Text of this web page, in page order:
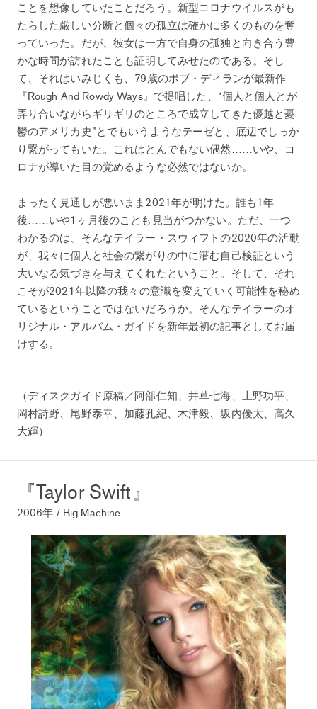
ことを想像していたことだろう。新型コロナウイルスがも
たらした厳しい分断と個々の孤立は確かに多くのものを奪
っていった。だが、彼女は一方で自身の孤独と向き合う豊
かな時間が訪れたことも証明してみせたのである。そし
て、それはいみじくも、79歳のボブ・ディランが最新作
『Rough And Rowdy Ways』で提唱した、“個人と個人とが
弄り合いながらギリギリのところで成立してきた優越と憂
鬱のアメリカ史”とでもいうようなテーゼと、底辺でしっか
り繋がってもいた。これはとんでもない偶然……いや、コ
ロナが導いた目の覚めるような必然ではないか。
まったく見通しが悪いまま2021年が明けた。誰も1年
後……いや1ヶ月後のことも見当がつかない。ただ、一つ
わかるのは、そんなテイラー・スウィフトの2020年の活動
が、我々に個人と社会の繋がりの中に潜む自己検証という
大いなる気づきを与えてくれたということ。そして、それ
こそが2021年以降の我々の意識を変えていく可能性を秘め
ているということではないだろうか。そんなテイラーのオ
リジナル・アルバム・ガイドを新年最初の記事としてお届
けする。
（ディスクガイド原稿／阿部仁知、井草七海、上野功平、
岡村詩野、尾野泰幸、加藤孔紀、木津毅、坂内優太、高久
大輝）
『Taylor Swift』
2006年 / Big Machine